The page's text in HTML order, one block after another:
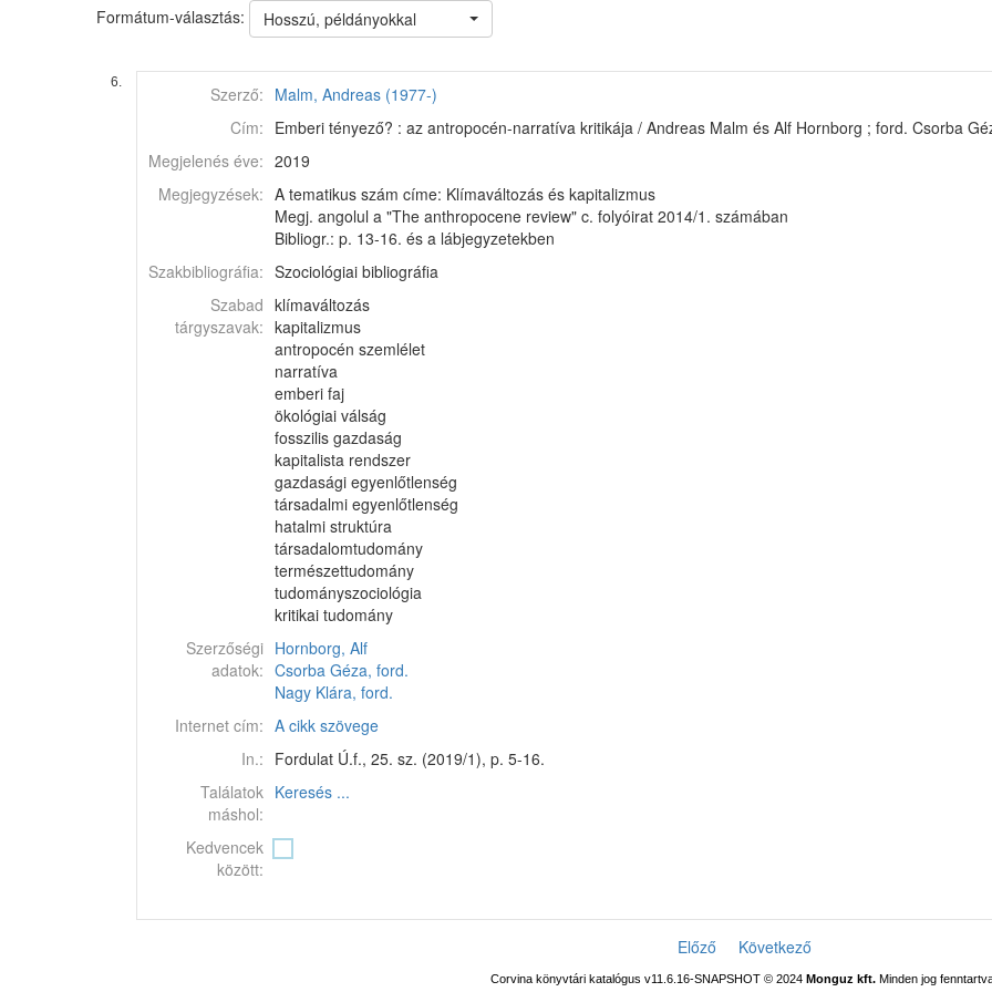
Formátum-választás: Hosszú, példányokkal
6.
Szerző: Malm, Andreas (1977-)
Cím: Emberi tényező? : az antropocén-narratíva kritikája / Andreas Malm és Alf Hornborg ; ford. Csorba
Megjelenés éve: 2019
Megjegyzések: A tematikus szám címe: Klímaváltozás és kapitalizmus
Megj. angolul a "The anthropocene review" c. folyóirat 2014/1. számában
Bibliogr.: p. 13-16. és a lábjegyzetekben
Szakbibliográfia: Szociológiai bibliográfia
Szabad
tárgyszavak:
klímaváltozás
kapitalizmus
antropocén szemlélet
narratíva
emberi faj
ökológiai válság
fosszilis gazdaság
kapitalista rendszer
gazdasági egyenlőtlenség
társadalmi egyenlőtlenség
hatalmi struktúra
társadalomtudomány
természettudomány
tudományszociológia
kritikai tudomány
Szerzőségi
adatok:
Hornborg, Alf
Csorba Géza, ford.
Nagy Klára, ford.
Internet cím: A cikk szövege
In.: Fordulat Ú.f., 25. sz. (2019/1), p. 5-16.
Találatok
máshol:
Keresés ...
Kedvencek
között:
Előző Következő
Corvina könyvtári katalógus v11.6.16-SNAPSHOT © 2024 Monguz kft. Minden jog